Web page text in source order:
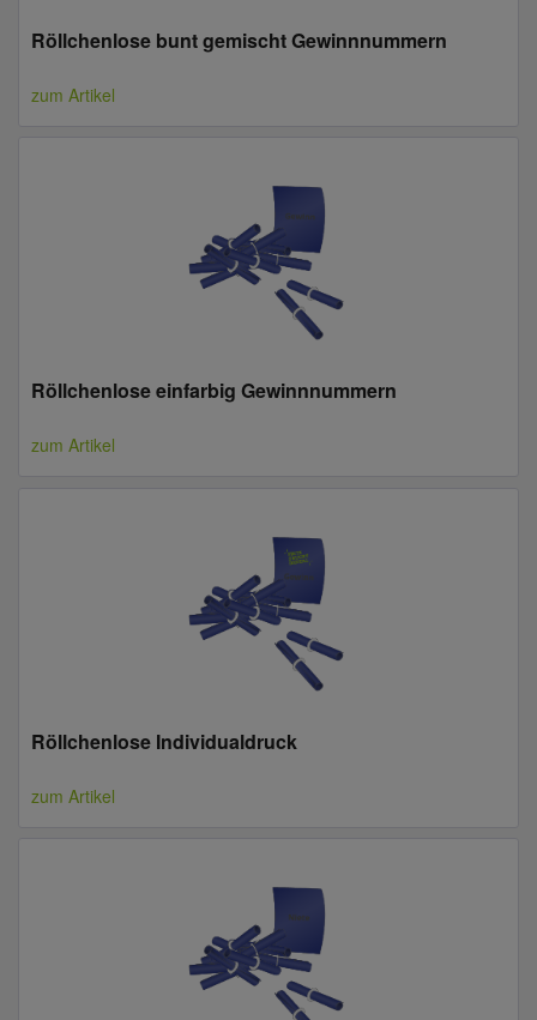
Röllchenlose bunt gemischt Gewinnnummern
zum Artikel
Röllchenlose einfarbig Gewinnnummern
zum Artikel
Röllchenlose Individualdruck
zum Artikel